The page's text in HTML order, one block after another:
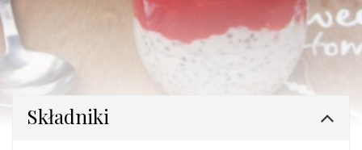
Składniki